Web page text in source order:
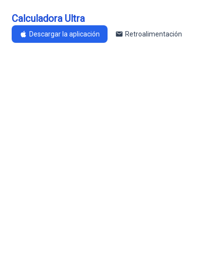
Calculadora Ultra
Descargar la aplicación Retroalimentación